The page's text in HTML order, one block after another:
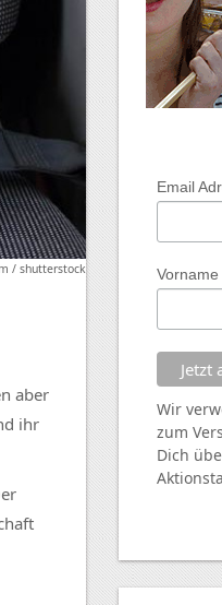
/ shutterstock
aber
ihr
Email
Vorname
Wir
zum
Dich